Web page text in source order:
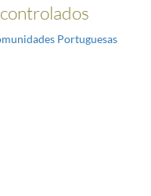
Portuguesas